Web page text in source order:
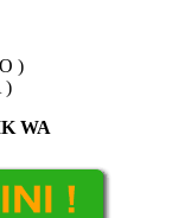
)
)
WA